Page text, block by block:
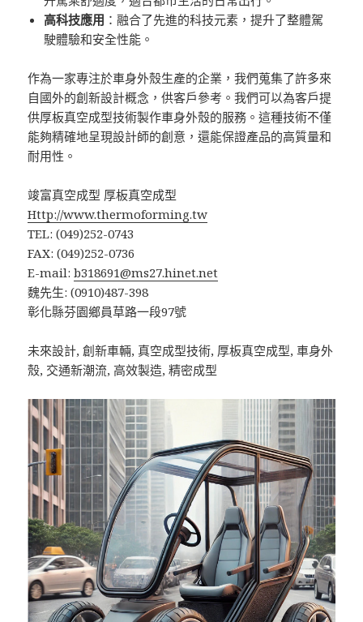
高科技應用 ：融合了先進的科技元素，提升了整體駕
駛體驗和安全性能。
作為一家專注於車身外殼生產的企業，我們蒐集了許多來
自國外的創新設計概念，供客戶參考。我們可以為客戶提
供厚板真空成型技術製作車身外殼的服務。這種技術不僅
能夠精確地呈現設計師的創意，還能保證產品的高質量和
耐用性。
竣富真空成型 厚板真空成型
Http://www.thermoforming.tw
TEL: (049)252-0743
FAX: (049)252-0736
E-mail:b318691@ms27.hinet.net
魏先生: (0910)487-398
彰化縣芬園鄉員草路一段97號
未來設計, 創新車輛, 真空成型技術, 厚板真空成型, 車身外
殼, 交通新潮流, 高效製造, 精密成型